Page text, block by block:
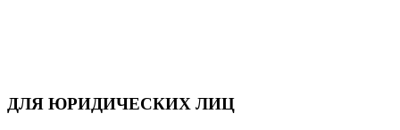
ДЛЯ ЮРИДИЧЕСКИХ ЛИЦ